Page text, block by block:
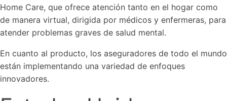
Home Care, que ofrece atención tanto en el hogar como
de manera virtual, dirigida por médicos y enfermeras, para
atender problemas graves de salud mental.
En cuanto al producto, los aseguradores de todo el mundo
están implementando una variedad de enfoques
innovadores.